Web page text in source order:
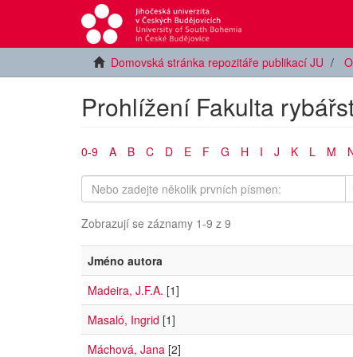
Domovská stránka repozitáře publikací JU
Prohlížení Fakulta
0-9 A B C D E F G H I J K L M
Zobrazují se záznamy 1-9 z 9
Jméno autora
Madeira, J.F.A. [1]
Masaló, Ingrid [1]
Máchová, Jana [2]